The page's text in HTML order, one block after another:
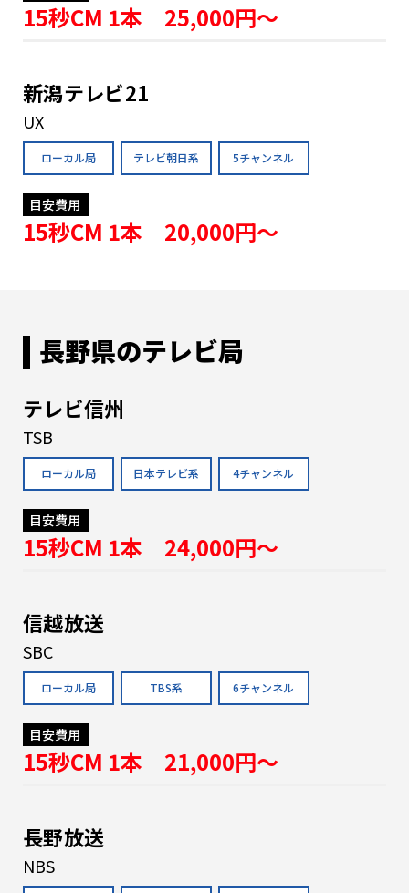
15秒CM 1本 25,000円〜
新潟テレビ21
UX
ローカル局 テレビ朝日系 5チャンネル
目安費用
15秒CM 1本 20,000円〜
長野県のテレビ局
テレビ信州
TSB
ローカル局 日本テレビ系 4チャンネル
目安費用
15秒CM 1本 24,000円〜
信越放送
SBC
ローカル局 TBS系 6チャンネル
目安費用
15秒CM 1本 21,000円〜
長野放送
NBS